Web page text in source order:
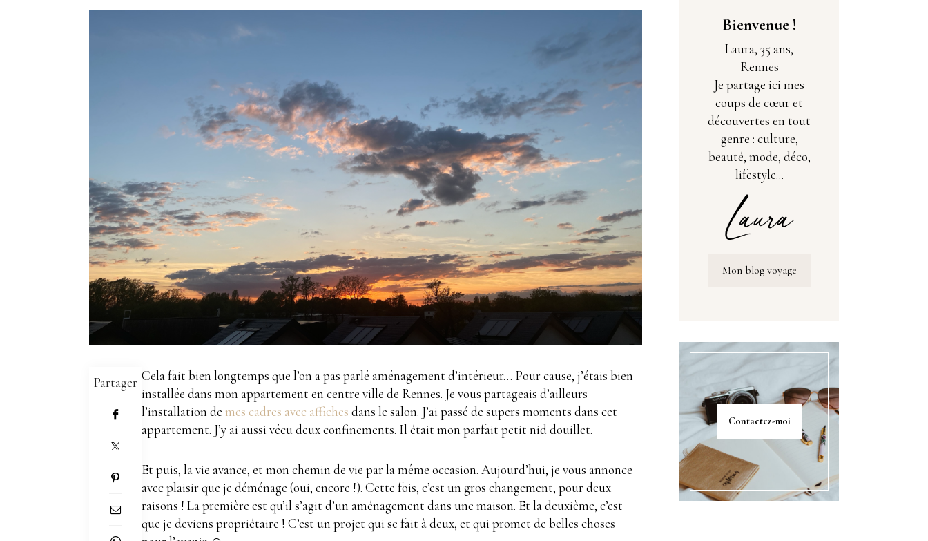
Partager Cela fait bien longtemps que l’on a pas parlé aménagement d’intérieur… Pour cause, j’étais bien
installée dans mon appartement en centre ville de Rennes. Je vous partageais d’ailleurs
l’installation de mes cadres avec affiches dans le salon. J’ai passé de supers moments dans cet
appartement. J’y ai aussi vécu deux confinements. Il était mon parfait petit nid douillet.
Et puis, la vie avance, et mon chemin de vie par la même occasion. Aujourd’hui, je vous annonce
avec plaisir que je déménage (oui, encore !). Cette fois, c’est un gros changement, pour deux
raisons ! La première est qu’il s’agit d’un aménagement dans une maison. Et la deuxième, c’est
que je deviens propriétaire ! C’est un projet qui se fait à deux, et qui promet de belles choses
Bienvenue !
Laura, 35 ans,
Rennes
Je partage ici mes
coups de cœur et
découvertes en tout
genre : culture,
beauté, mode, déco,
lifestyle...
Mon blog voyage
Contactez-moi